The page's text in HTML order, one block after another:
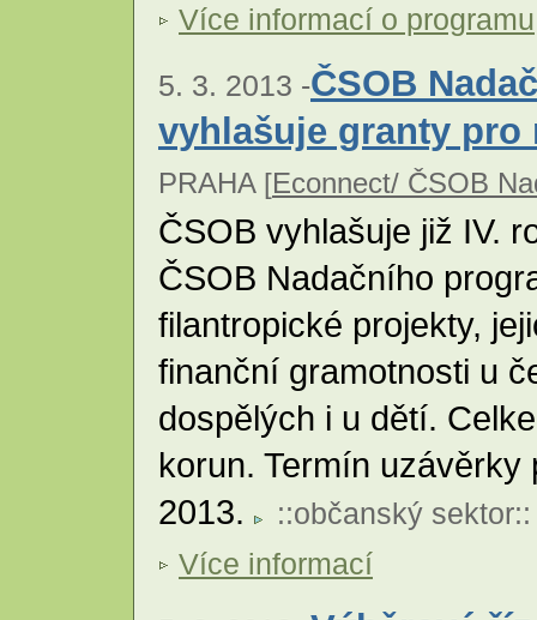
Více informací o programu
5. 3. 2013 -ČSOB
vyhlašuje granty pro
PRAHA [Econnect/ ČSOB
ČSOB vyhlašuje již IV.
ČSOB Nadačního
filantropické projekty,
finanční gramotnosti u
dospělých i u dětí.
korun. Termín uzávěrky
2013.
::občanský sektor::
Více informací